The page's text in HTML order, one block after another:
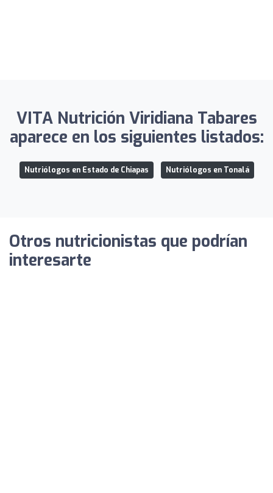
VITA Nutrición Viridiana Tabares
aparece en los siguientes listados:
Nutriólogos en Estado de Chiapas Nutriólogos en Tonalá
Otros nutricionistas que podrían
interesarte